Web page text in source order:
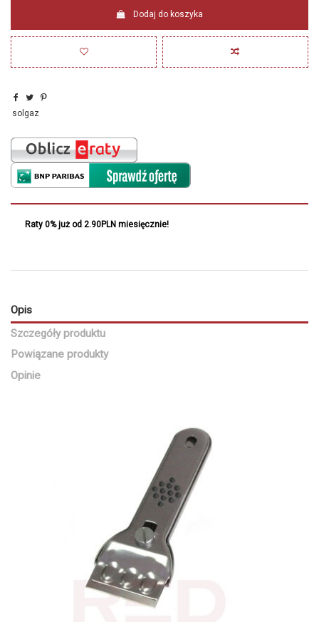
Dodaj do koszyka
solgaz
Raty 0% już od 2.90PLN miesięcznie!
Opis
Szczegóły produktu
Powiązane produkty
Opinie